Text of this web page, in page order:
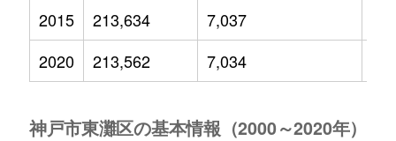
2015
213,634 7,037
2020
213,562 7,034